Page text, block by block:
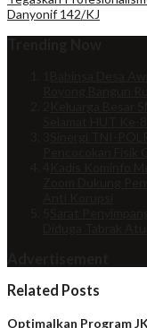
Danyonif 142/KJ
Related Posts
Optimalkan Program